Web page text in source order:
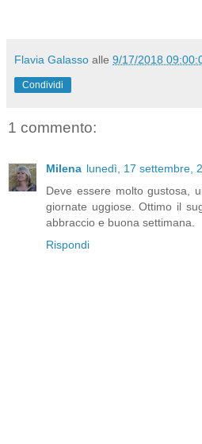
Flavia Galasso alle 9/17/2018
Condividi
1 commento:
Milena lunedì, 17 settembre,
Deve essere molto gustosa,
giornate uggiose. Ottimo il
abbraccio e buona settimana.
Rispondi